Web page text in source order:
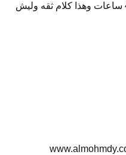
5 قوة تحمله فى النار لا تقل عن 4 ساعات وهذا كلام ثقه وليش